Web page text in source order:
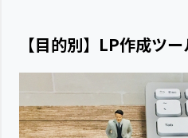
【目的別】LP作成ツ